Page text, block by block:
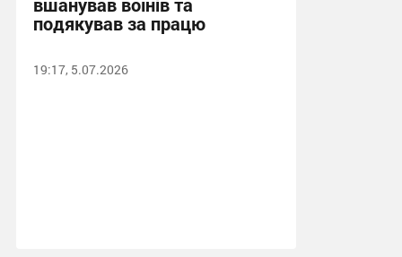
подякував за працю
19:17, 5.07.2026